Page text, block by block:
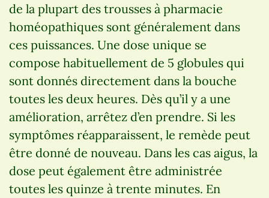
de la plupart des trousses à pharmacie
homéopathiques sont généralement dans
ces puissances. Une dose unique se
compose habituellement de 5 globules qui
sont donnés directement dans la bouche
toutes les deux heures. Dès qu’il y a une
amélioration, arrêtez d’en prendre. Si les
symptômes réapparaissent, le remède peut
être donné de nouveau. Dans les cas aigus, la
dose peut également être administrée
toutes les quinze à trente minutes. En